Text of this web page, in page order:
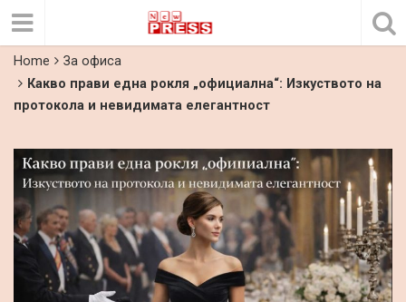
Home
За офиса
Какво прави една рокля „официална“: Изкуството на
протокола и невидимата елегантност